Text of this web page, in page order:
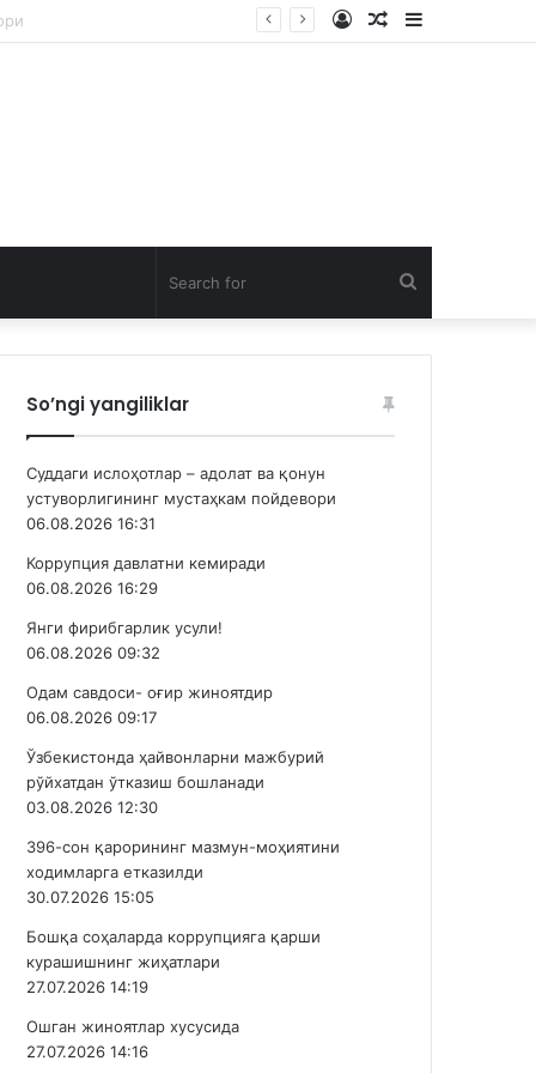
Sidebar
Random
Log
for
So’ngi yangiliklar
Суддаги ислоҳотлар – адолат ва қонун
устуворлигининг мустаҳкам пойдевори
06.08.2026 16:31
Коррупция давлатни кемиради
06.08.2026 16:29
Янги фирибгарлик усули!
06.08.2026 09:32
Одам савдоси- оғир жиноятдир
06.08.2026 09:17
Ўзбекистонда ҳайвонларни мажбурий
рўйхатдан ўтказиш бошланади
03.08.2026 12:30
396-сон қарорининг мазмун-моҳиятини
ходимларга етказилди
30.07.2026 15:05
Бошқа соҳаларда коррупцияга қарши
курашишнинг жиҳатлари
27.07.2026 14:19
Ошган жиноятлар хусусида
27.07.2026 14:16